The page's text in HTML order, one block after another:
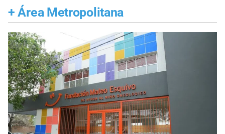
+ Área Metropolitana